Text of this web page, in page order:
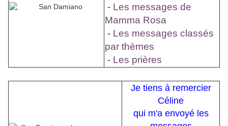
- Les messages de
Mamma Rosa
- Les messages classés
par thèmes
- Les prières
Je tiens à remercier
Céline
qui m'a envoyé les